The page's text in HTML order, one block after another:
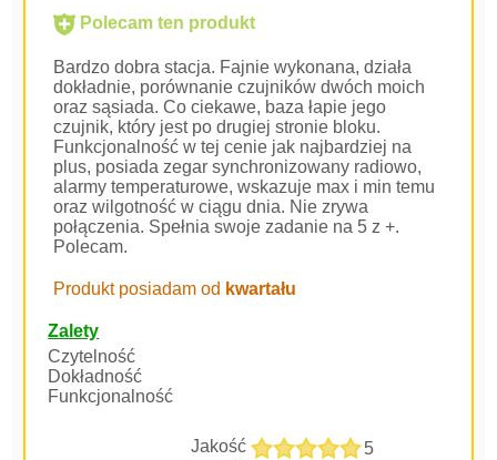
Polecam ten produkt
Bardzo dobra stacja. Fajnie wykonana, działa
dokładnie, porównanie czujników dwóch moich
oraz sąsiada. Co ciekawe, baza łapie jego
czujnik, który jest po drugiej stronie bloku.
Funkcjonalność w tej cenie jak najbardziej na
plus, posiada zegar synchronizowany radiowo,
alarmy temperaturowe, wskazuje max i min temu
oraz wilgotność w ciągu dnia. Nie zrywa
połączenia. Spełnia swoje zadanie na 5 z +.
Polecam.
Produkt posiadam od kwartału
Zalety
Czytelność
Dokładność
Funkcjonalność
Jakość
5